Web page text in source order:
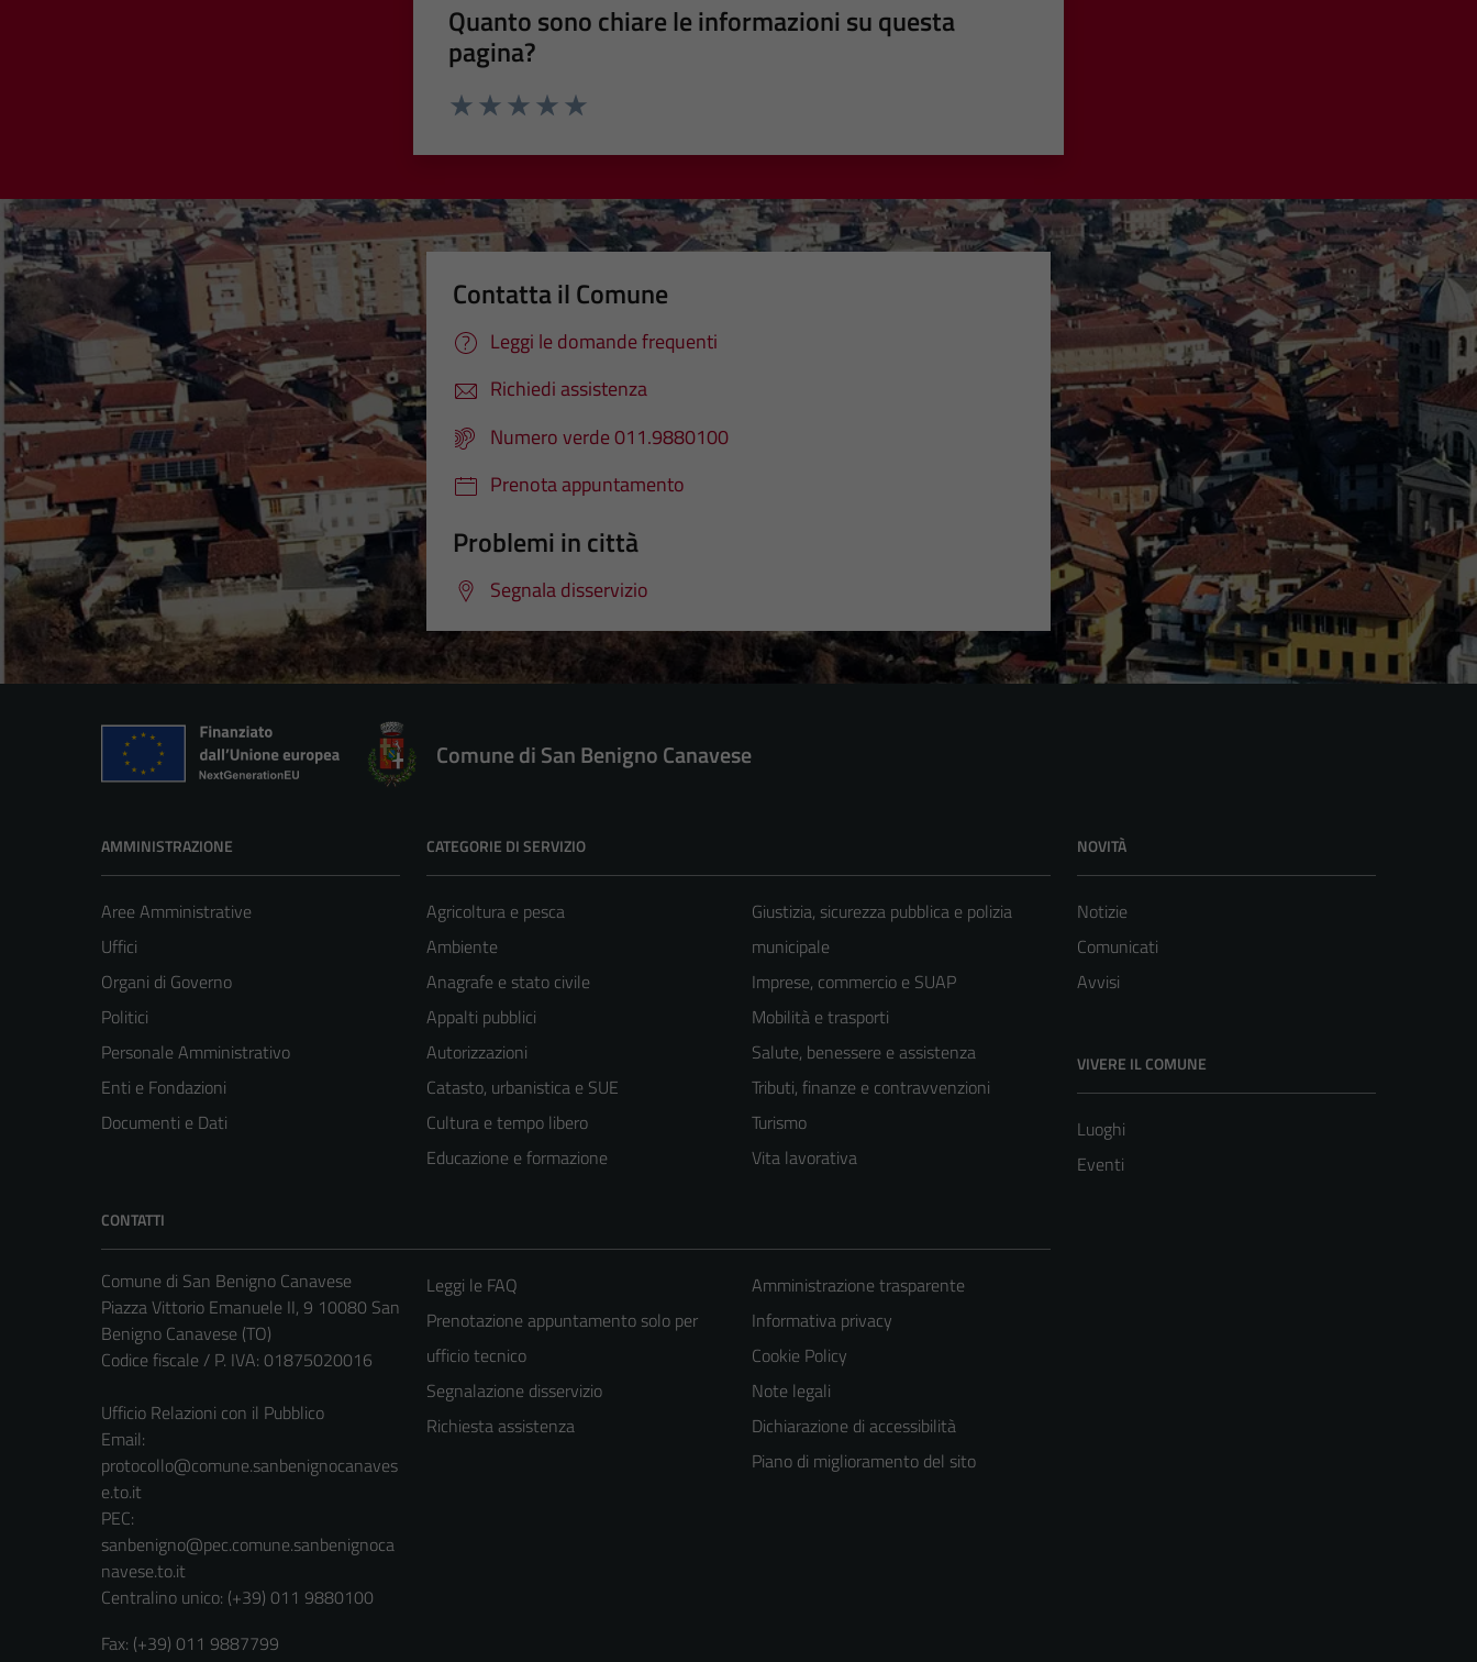
Quanto sono chiare le informazioni su questa
pagina?
Contatta il Comune
Leggi le domande frequenti
Richiedi assistenza
Numero verde 011.9880100
Prenota appuntamento
Problemi in città
Segnala disservizio
Comune di San Benigno Canavese
AMMINISTRAZIONE
Aree Amministrative
Uffici
Organi di Governo
Politici
Personale Amministrativo
Enti e Fondazioni
Documenti e Dati
CATEGORIE DI SERVIZIO
Agricoltura e pesca
Ambiente
Anagrafe e stato civile
Appalti pubblici
Autorizzazioni
Catasto, urbanistica e SUE
Cultura e tempo libero
Educazione e formazione
Giustizia, sicurezza pubblica e polizia
municipale
Imprese, commercio e SUAP
Mobilità e trasporti
Salute, benessere e assistenza
Tributi, finanze e contravvenzioni
Turismo
Vita lavorativa
NOVITÀ
Notizie
Comunicati
Avvisi
VIVERE IL COMUNE
Luoghi
Eventi
CONTATTI
Comune di San Benigno Canavese
Piazza Vittorio Emanuele II, 9 10080 San
Benigno Canavese (TO)
Codice fiscale / P. IVA: 01875020016
Ufficio Relazioni con il Pubblico
Email:
protocollo@comune.sanbenignocanaves
e.to.it
PEC:
sanbenigno@pec.comune.sanbenignoca
navese.to.it
Centralino unico: (+39) 011 9880100
Fax: (+39) 011 9887799
Leggi le FAQ
Prenotazione appuntamento solo per
ufficio tecnico
Segnalazione disservizio
Richiesta assistenza
Amministrazione trasparente
Informativa privacy
Cookie Policy
Note legali
Dichiarazione di accessibilità
Piano di miglioramento del sito